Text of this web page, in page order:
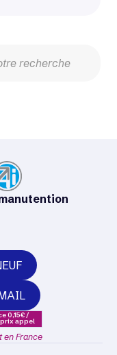
recherche
0,15€ /
appel
en France